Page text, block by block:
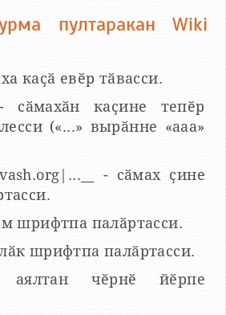
пултаракан Wiki
каҫӑ евӗр тӑвасси.
- сӑмахӑн каҫине тепӗр
(«...» вырӑнне «ааа»
- сӑмах ҫине
шрифтпа палӑртасси.
шрифтпа палӑртасси.
- аялтан чӗрнӗ йӗрпе